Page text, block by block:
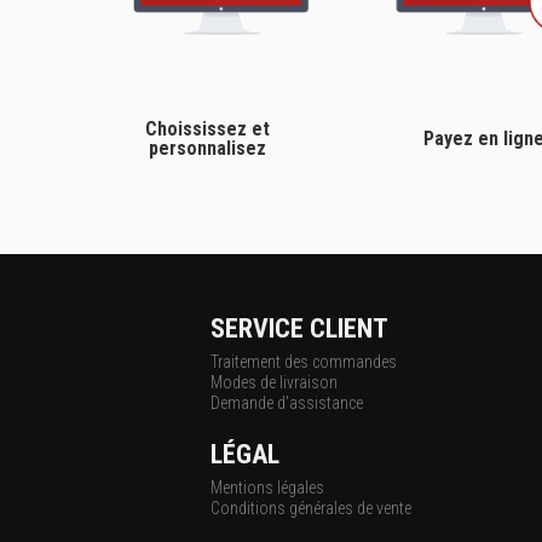
Choississez et
personnalisez
Payez en
SERVICE CLIENT
Traitement des commandes
Modes de livraison
Demande d'assistance
LÉGAL
Mentions légales
Conditions générales de vente